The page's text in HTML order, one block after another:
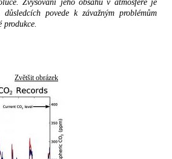
Zvyšování jeho obsahu v atmosféře je
povede k závažným problémům
produkce.
Zvětšit obrázek